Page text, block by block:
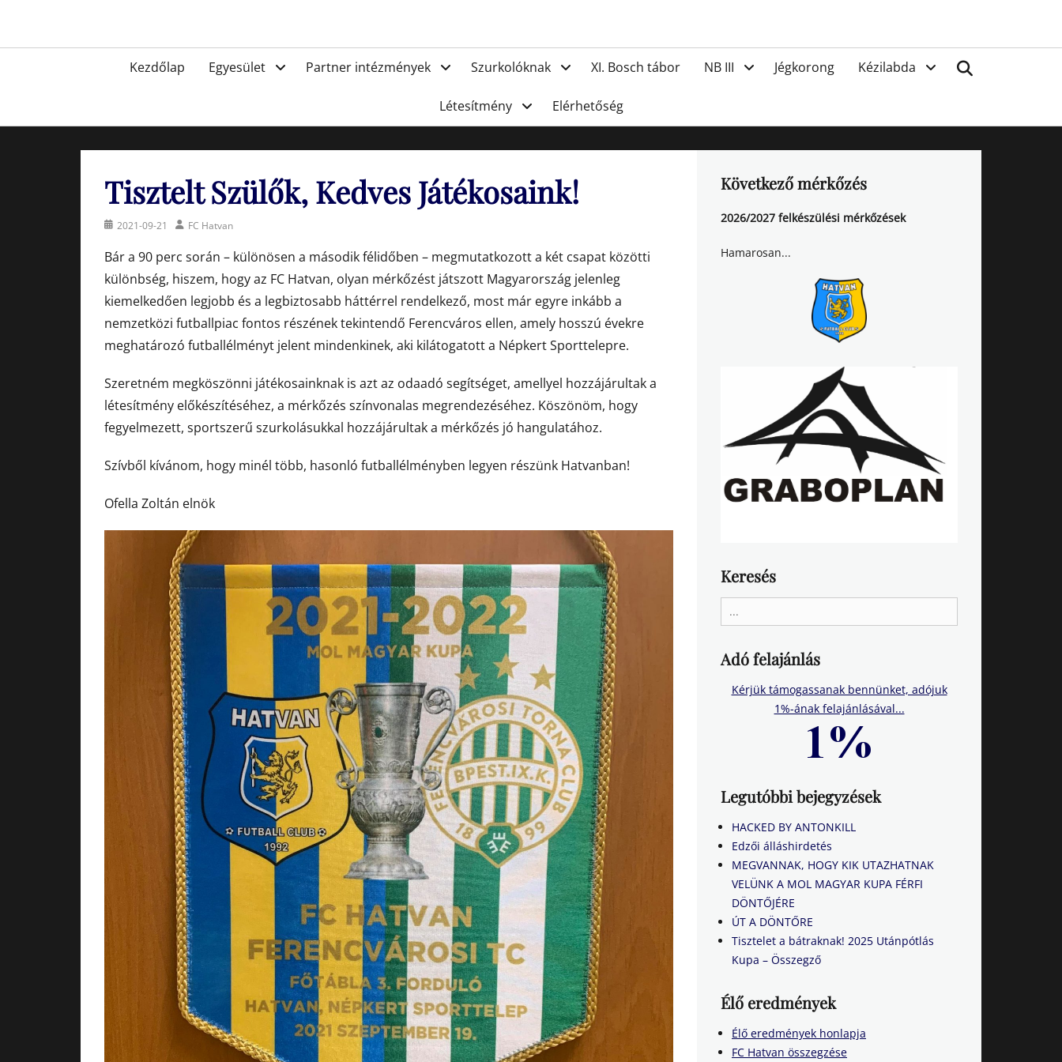
FC Hatvan
PrimaryKezdőlap Egyesület Partner intézmények Szurkolóknak XI. Bosch tábor NB III Jégkorong Kézilabda
Létesítmény Elérhetőség
Tisztelt Szülők, Kedves Játékosaink!
Posted2021-09-21 AuthorFC Hatvan
Bár a 90 perc során – különösen a második félidőben – megmutatkozott a két csapat közötti
különbség, hiszem, hogy az FC Hatvan, olyan mérkőzést játszott Magyarország jelenleg
kiemelkedően legjobb és a legbiztosabb háttérrel rendelkező, most már egyre inkább a
nemzetközi futballpiac fontos részének tekintendő Ferencváros ellen, amely hosszú évekre
meghatározó futballélményt jelent mindenkinek, aki kilátogatott a Népkert Sporttelepre.
Szeretném megköszönni játékosainknak is azt az odaadó segítséget, amellyel hozzájárultak a
létesítmény előkészítéséhez, a mérkőzés színvonalas megrendezéséhez. Köszönöm, hogy
fegyelmezett, sportszerű szurkolásukkal hozzájárultak a mérkőzés jó hangulatához.
Szívből kívánom, hogy minél több, hasonló futballélményben legyen részünk Hatvanban!
Ofella Zoltán elnök
Következő mérkőzés
2026/2027 felkészülési mérkőzések
Hamarosan...
Keresés
for:
Adó felajánlás
Kérjük támogassanak bennünket, adójuk
1%-ának felajánlásával...
Legutóbbi bejegyzések
HACKED BY ANTONKILL
Edzői álláshirdetés
MEGVANNAK, HOGY KIK UTAZHATNAK
VELÜNK A MOL MAGYAR KUPA FÉRFI
DÖNTŐJÉRE
ÚT A DÖNTŐRE
Tisztelet a bátraknak! 2025 Utánpótlás
Kupa – Összegző
Élő eredmények
Élő eredmények honlapja
FC Hatvan összegzése